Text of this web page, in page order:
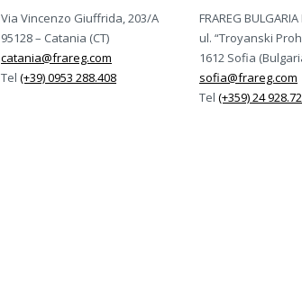
Via Vincenzo Giuffrida, 203/A
95128 – Catania (CT)
catania@frareg.com
Tel (+39) 0953 288.408
FRAREG BULGARIA
ul. “Troyanski
1612 Sofia
sofia@frareg.com
Tel (+359) 24